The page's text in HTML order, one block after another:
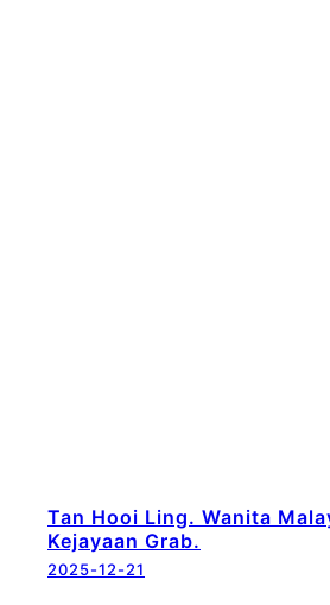
Tan Hooi Ling. Wanita
Kejayaan Grab.
2025-12-21